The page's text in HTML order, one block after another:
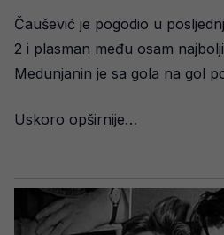
Čaušević je pogodio u
2 i plasman među osam
Medunjanin je sa gola na gol
Uskoro opširnije…